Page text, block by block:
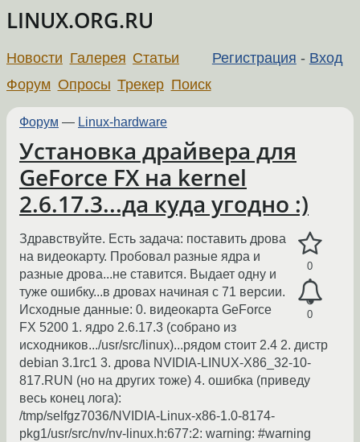
LINUX.ORG.RU
Регистрация - Вход
Новости Галерея Статьи
Форум Опросы Трекер Поиск
Форум — Linux-hardware
Установка драйвера для
GeForce FX на kernel
2.6.17.3...да куда угодно :)
0
0
Здравствуйте. Есть задача: поставить дрова
на видеокарту. Пробовал разные ядра и
разные дрова...не ставится. Выдает одну и
туже ошибку...в дровах начиная с 71 версии.
Исходные данные: 0. видеокарта GeForce
FX 5200 1. ядро 2.6.17.3 (собрано из
исходников.../usr/src/linux)...рядом стоит 2.4 2. дистр
debian 3.1rc1 3. дрова NVIDIA-LINUX-X86_32-10-
817.RUN (но на других тоже) 4. ошибка (приведу
весь конец лога):
/tmp/selfgz7036/NVIDIA-Linux-x86-1.0-8174-
pkg1/usr/src/nv/nv-linux.h:677:2: warning: #warning